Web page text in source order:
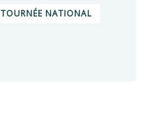
TOURNÉE NATIONAL